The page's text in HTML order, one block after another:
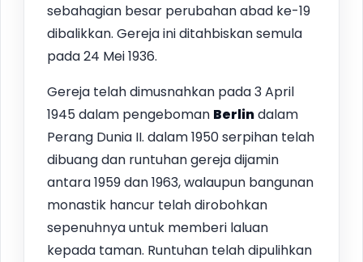
sebahagian besar perubahan abad ke-19
dibalikkan. Gereja ini ditahbiskan semula
pada 24 Mei 1936.
Gereja telah dimusnahkan pada 3 April
1945 dalam pengeboman Berlindalam
Perang Dunia II. dalam 1950 serpihan telah
dibuang dan runtuhan gereja dijamin
antara 1959 dan 1963, walaupun bangunan
monastik hancur telah dirobohkan
sepenuhnya untuk memberi laluan
kepada taman. Runtuhan telah dipulihkan